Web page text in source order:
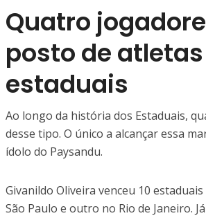
Quatro
posto de
estaduais
Ao longo da história dos Estaduais,
desse tipo. O único a alcançar essa
ídolo do Paysandu.
Givanildo Oliveira venceu 10
São Paulo e outro no Rio de Janeiro.